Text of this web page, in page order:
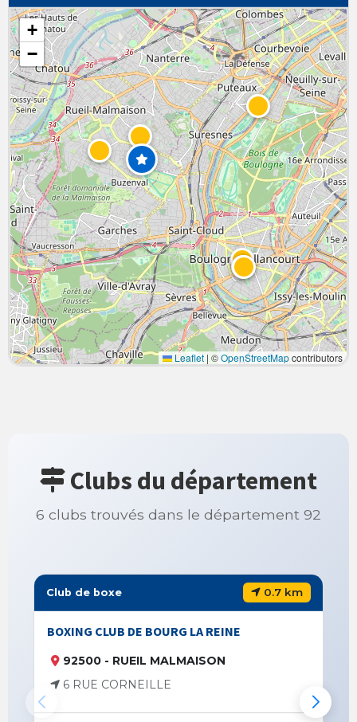
+
−
Leaflet | ©OpenStreetMapcontributors
Clubs du département
6 clubs trouvés dans le département 92
Club de boxe 0.7 km
BOXING CLUB DE BOURG LA REINE
92500 - RUEIL MALMAISON
6 RUE CORNEILLE